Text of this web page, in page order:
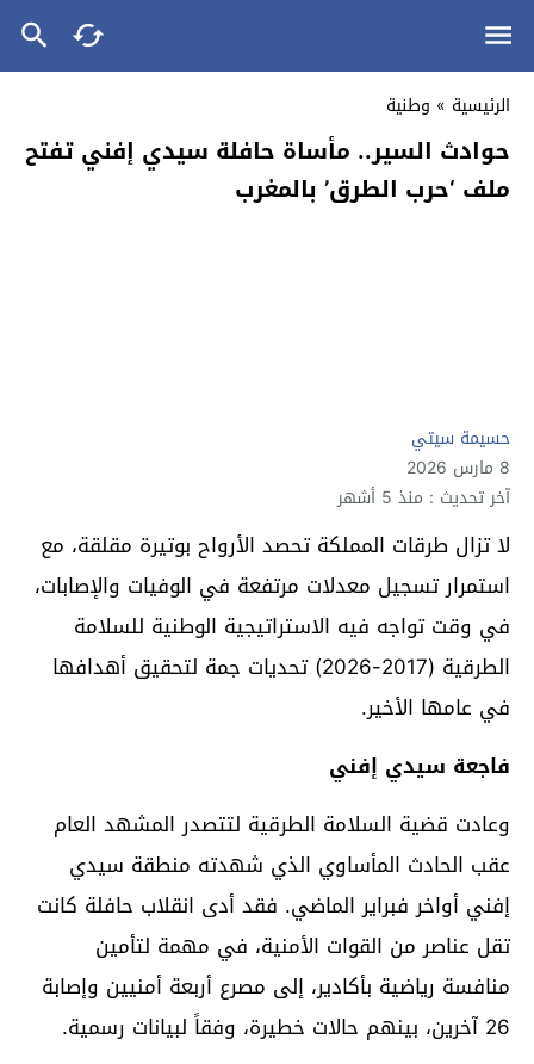
الرئيسية » وطنية
حوادث السير.. مأساة حافلة سيدي إفني تفتح
ملف ‘حرب الطرق’ بالمغرب
حسيمة سيتي
8 مارس 2026
آخر تحديث : منذ 5 أشهر
لا تزال طرقات المملكة تحصد الأرواح بوتيرة مقلقة، مع
استمرار تسجيل معدلات مرتفعة في الوفيات والإصابات،
في وقت تواجه فيه الاستراتيجية الوطنية للسلامة
الطرقية (2017-2026) تحديات جمة لتحقيق أهدافها
في عامها الأخير.
فاجعة سيدي إفني
وعادت قضية السلامة الطرقية لتتصدر المشهد العام
عقب الحادث المأساوي الذي شهدته منطقة سيدي
إفني أواخر فبراير الماضي. فقد أدى انقلاب حافلة كانت
تقل عناصر من القوات الأمنية، في مهمة لتأمين
منافسة رياضية بأكادير، إلى مصرع أربعة أمنيين وإصابة
26 آخرين، بينهم حالات خطيرة، وفقاً لبيانات رسمية.